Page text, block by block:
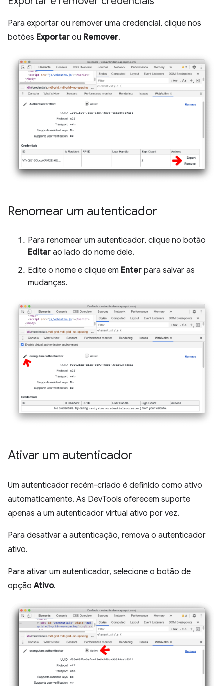
Para exportar ou remover uma credencial, clique nos
botões Exportar ou Remover.
Renomear um autenticador
Para renomear um autenticador, clique no botão
Editar ao lado do nome dele.
Edite o nome e clique em Enter para salvar as
mudanças.
Ativar um autenticador
Um autenticador recém-criado é definido como ativo
automaticamente. As DevTools oferecem suporte
apenas a um autenticador virtual ativo por vez.
Para desativar a autenticação, remova o autenticador
ativo.
Para ativar um autenticador, selecione o botão de
opçãoAtivo.